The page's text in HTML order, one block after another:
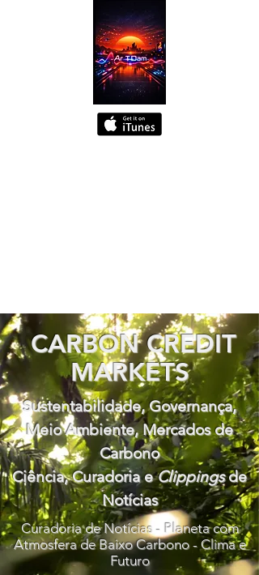
CARBON CREDIT
MARKETS
Sustentabilidade, Governança,
Meio Ambiente, Mercados de
Carbono
Ciência, Curadoria eClippingsde
Notícias
Curadoria de Notícias - Planeta com
Atmosfera de Baixo Carbono - Clima e
Futuro